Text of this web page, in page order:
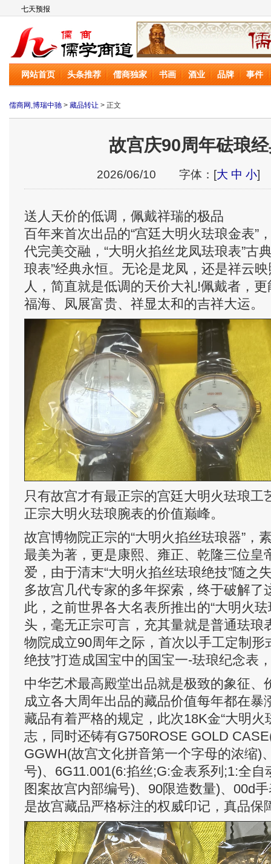
儒商网
网站首页 头条推荐 儒商独家 书画 酒业 品牌 事件
儒商网,博瑞中驰 > 藏品转让 > 正文
故宫庆90周年砝琅
2026/06/10 字体：[大 中 小]
送人天价的低调，佩戴祥瑞的极品
百年来首次出品的“宫廷大明火珐琅金表”
代完美交融，“大明火掐丝龙凤珐琅表”古
琅表”经典永恒。无论是龙凤，还是祥云
人，简直就是低调的天价大礼!佩戴者，
福海、凤展富贵、祥显太和的吉祥大运。
只有故宫才有最正宗的宫廷大明火珐琅工
正宗大明火珐琅腕表的价值巅峰。
故宫博物院正宗的“大明火掐丝珐琅器”，
最美为著，更是康熙、雍正、乾隆三位皇
爱，由于清末“大明火掐丝珐琅绝技”随之
多故宫几代专家的多年探索，终于破解了
此，之前世界各大名表所推出的“大明火
头，毫无正宗可言，充其量就是普通珐琅
物院成立90周年之际，首次以手工定制形
绝技”打造成国宝中的国宝一-珐琅纪念表
中华艺术最高殿堂出品就是极致的象征、
成立各大周年出品的藏品价值每年都在暴
藏品有着严格的规定，此次18K金“大明火
志，同时还铸有G750ROSE GOLD
GGWH(故宫文化拼音第一个字母的浓缩)
号)、6G11.001(6:掐丝;G:金表系列;1:全
图案故宫内部编号)、90限造数量)、00d
是故宫藏品严格标注的权威印记，真品保